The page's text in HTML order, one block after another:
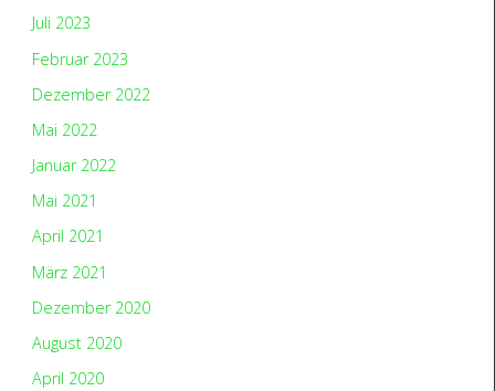
Juli 2023
Februar 2023
Dezember 2022
Mai 2022
Januar 2022
Mai 2021
April 2021
März 2021
Dezember 2020
August 2020
April 2020